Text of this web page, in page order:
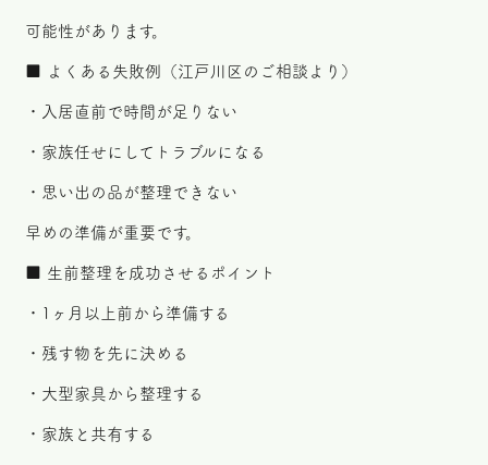
可能性があります。
■ よくある失敗例（江戸川区のご相談より）
・入居直前で時間が足りない
・家族任せにしてトラブルになる
・思い出の品が整理できない
早めの準備が重要です。
■ 生前整理を成功させるポイント
・1ヶ月以上前から準備する
・残す物を先に決める
・大型家具から整理する
・家族と共有する